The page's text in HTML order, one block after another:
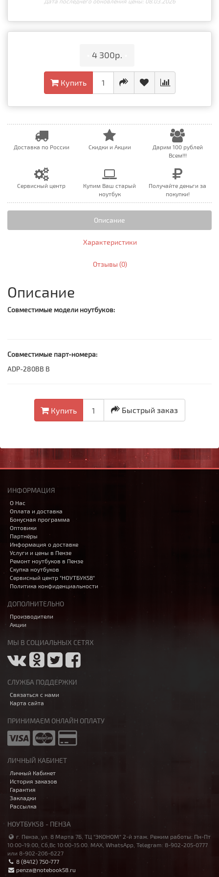
4 300р.
Купить
Доставка по России Скидки и Акции
Дарим 100 рублей
Всем!!!
Сервисный центр
Купим Ваш старый
ноутбук
Получайте деньги за
покупки!
Описание
Характеристики
Отзывы (0)
Описание
Совместимые модели ноутбуков:
Совместимые парт-номера:
ADP-280BB B
Купить Быстрый заказ
ИНФОРМАЦИЯ
О Нас
Оплата и доставка
Бонусная программа
Оптовики
Партнёры
Информация о доставке
Услуги и цены в Пензе
Ремонт ноутбуков в Пензе
Скупка ноутбуков
Сервисный центр "НОУТБУК58"
Политика конфиденциальности
ДОПОЛНИТЕЛЬНО
Производители
Акции
МЫ В СОЦИАЛЬНЫХ СЕТЯХ
СЛУЖБА ПОДДЕРЖКИ
Связаться с нами
Карта сайта
ПРИНИМАЕМ ОНЛАЙН ОПЛАТУ
ЛИЧНЫЙ КАБИНЕТ
Личный Кабинет
История заказов
Гарантия
Закладки
Рассылка
НОУТБУК58 - ПЕНЗА
г. Пенза, ул. 8 Марта 7Б, ТЦ "ЭКОНОМ" 2-й этаж. Режим работы: Пн-Пт
10:00-19:00, Сб,Вс 10:00-15:00. MAX, WhatsApp, Telegram: 8-902-205-0777
или 8-902-206-6227
8 (8412) 750-777
penza@notebook58.ru